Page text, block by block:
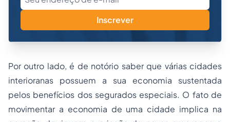
Inscrever
Por outro lado, é de notório saber que várias cidades
interioranas possuem a sua economia sustentada
pelos benefícios dos segurados especiais. O fato de
movimentar a economia de uma cidade implica na